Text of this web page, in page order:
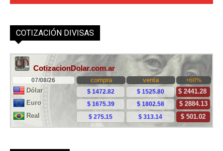
COTIZACIÓN DIVISAS